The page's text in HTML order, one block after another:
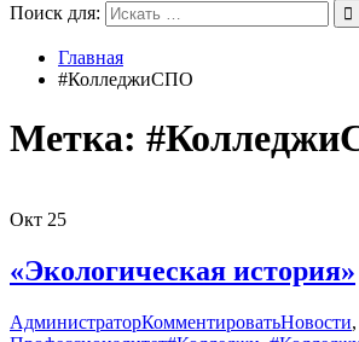
Поиск для:
Главная
#КолледжиСПО
Метка:
Окт 25
«Экологическая история»
АдминистраторКомментироватьНовости,